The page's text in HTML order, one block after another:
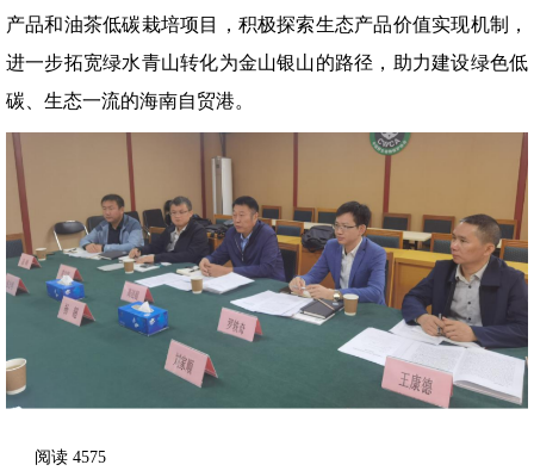
产品和油茶低碳栽培项目，积极探索生态产品价值实现机制，
进一步拓宽绿水青山转化为金山银山的路径，助力建设绿色低
碳、生态一流的海南自贸港。
阅读 4575